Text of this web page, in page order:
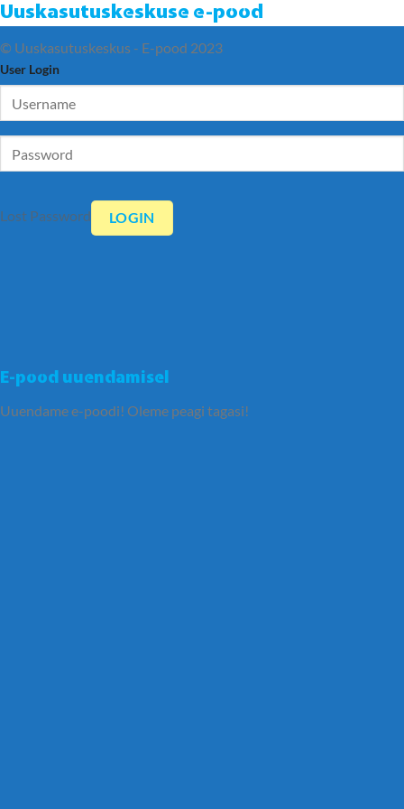
Uuskasutuskeskuse e-pood
E-pood uuendamisel
Uuendame e-poodi! Oleme peagi tagasi!
© Uuskasutuskeskus - E-pood 2023
User Login
Lost Password